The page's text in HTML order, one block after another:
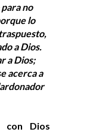
no
lo
a Dios.
a Dios;
acerca a
con Dios